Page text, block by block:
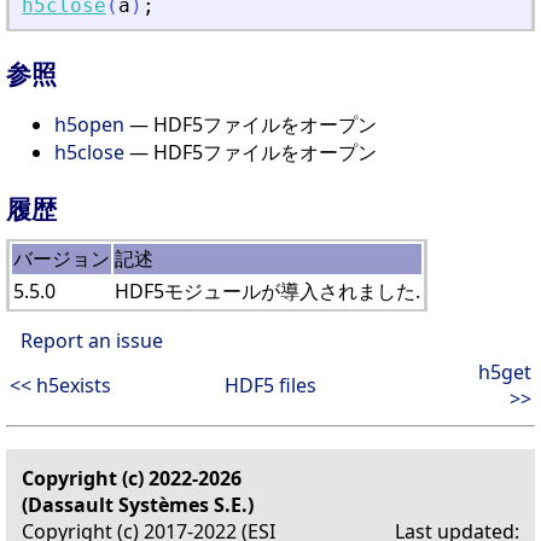
h5close ( a ) ;
参照
h5open — HDF5ファイルをオープン
h5close— HDF5ファイルをオープン
履歴
バージョン 記述
5.5.0
HDF5モジュールが導入されました.
Report an issue
<< h5exists
HDF5 files
h5get
>>
Copyright (c) 2022-2026
(Dassault Systèmes S.E.)
Copyright (c) 2017-2022 (ESI
Last updated: